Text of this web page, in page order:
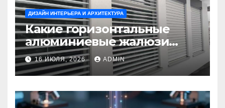
ДИЗАЙН ИНТЕРЬЕРА И АРХИТЕКТУРА
Какие горизонтальные
алюминиевые жалюзи
выбрать для окон?
16 ИЮЛЯ, 2026 ADMIN